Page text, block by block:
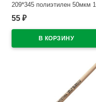
209*345 полиэтилен 50мкм
штук в наборе арт Т50-10
55 ₽